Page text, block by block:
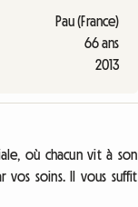
Pau (France)
66 ans
2013
où chacun vit à son
vos soins. Il vous suffit